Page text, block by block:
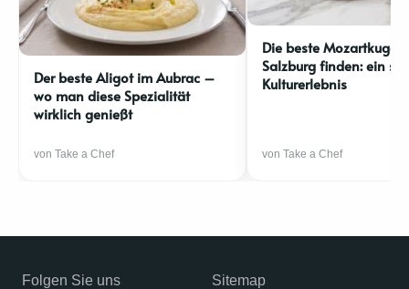
Der beste Aligot im Aubrac –
wo man diese Spezialität
wirklich genießt
von Take a Chef
Die beste Mozartkugel
Salzburg finden: ein
Kulturerlebnis
von Take a Chef
Folgen Sie uns Sitemap